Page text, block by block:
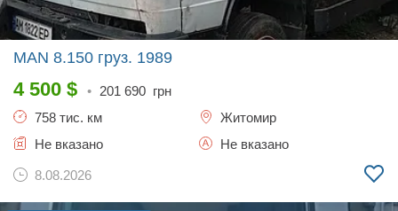
MAN 8.150 груз. 1989
4 500 $ • 201 690 грн
758 тис. км
Житомир
Не вказано
Не вказано
8.08.2026